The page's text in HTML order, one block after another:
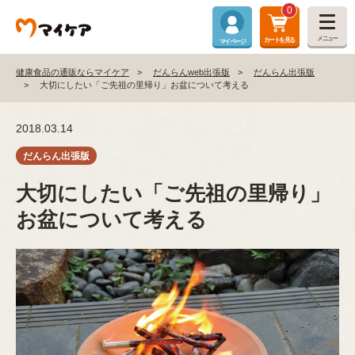
マイページ
0
カートを見る メニュー
健康食品の通販ならマイケア だんらんweb出張版
だんらん出張版
大切にしたい「ご先祖の里帰り」お盆について考える
2018.03.14
大切にしたい「ご先祖の里帰り」
お盆について考える